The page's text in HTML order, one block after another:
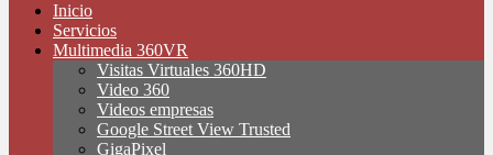
Inicio
Servicios
Multimedia 360VR
Visitas Virtuales 360HD
Video 360
Videos empresas
Google Street View Trusted
GigaPixel